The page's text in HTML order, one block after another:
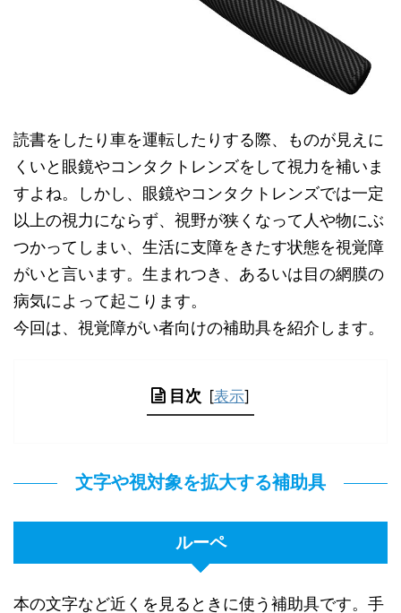
読書をしたり車を運転したりする際、ものが見えに
くいと眼鏡やコンタクトレンズをして視力を補いま
すよね。しかし、眼鏡やコンタクトレンズでは一定
以上の視力にならず、視野が狭くなって人や物にぶ
つかってしまい、生活に支障をきたす状態を視覚障
がいと言います。生まれつき、あるいは目の網膜の
病気によって起こります。
今回は、視覚障がい者向けの補助具を紹介します。
目次 [表示]
文字や視対象を拡大する補助具
ルーペ
本の文字など近くを見るときに使う補助具です。手